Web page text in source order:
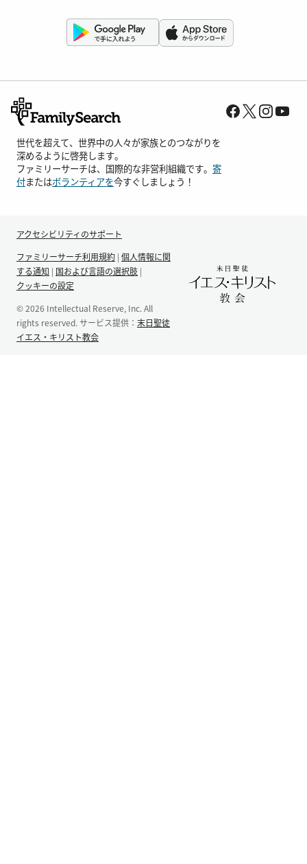
世代を超えて、世界中の人々が家族とのつながりを
深めるように啓発します。
ファミリーサーチは、国際的な非営利組織です。 寄
付またはボランティアを今すぐしましょう！
アクセシビリティのサポート
ファミリーサーチ利用規約 | 個人情報に関
する通知 | 国および言語の選択肢 |
クッキーの設定
© 2026 Intellectual Reserve, Inc. All
rights reserved. サービス提供： 末日聖徒
イエス・キリスト教会